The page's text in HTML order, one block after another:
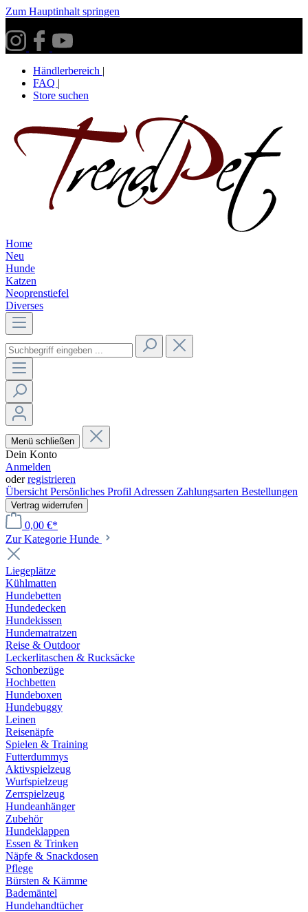
Zum Hauptinhalt springen
Händlerbereich |
FAQ |
Store suchen
Home
Neu
Hunde
Katzen
Neoprenstiefel
Diverses
Menü schließen
Dein Konto
Anmelden
oderregistrieren
Übersicht Persönliches Profil Adressen Zahlungsarten Bestellungen
Vertrag widerrufen
0,00 €*
Zur Kategorie Hunde
Liegeplätze
Kühlmatten
Hundebetten
Hundedecken
Hundekissen
Hundematratzen
Reise & Outdoor
Leckerlitaschen & Rucksäcke
Schonbezüge
Hochbetten
Hundeboxen
Hundebuggy
Leinen
Reisenäpfe
Spielen & Training
Futterdummys
Aktivspielzeug
Wurfspielzeug
Zerrspielzeug
Hundeanhänger
Zubehör
Hundeklappen
Essen & Trinken
Näpfe & Snackdosen
Pflege
Bürsten & Kämme
Bademäntel
Hundehandtücher